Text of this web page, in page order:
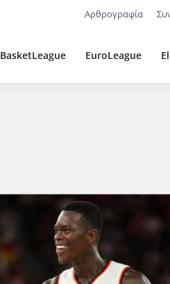
Αρθρογραφία
BasketLeague EuroLeague